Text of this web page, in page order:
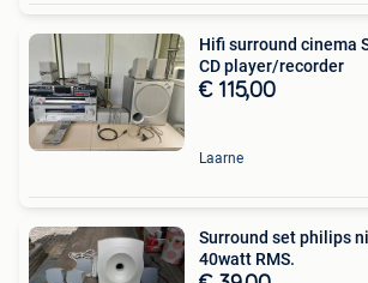
Hifi surround cinema
CD player/recorder
€ 115,00
Laarne
Surround set philips
40watt RMS.